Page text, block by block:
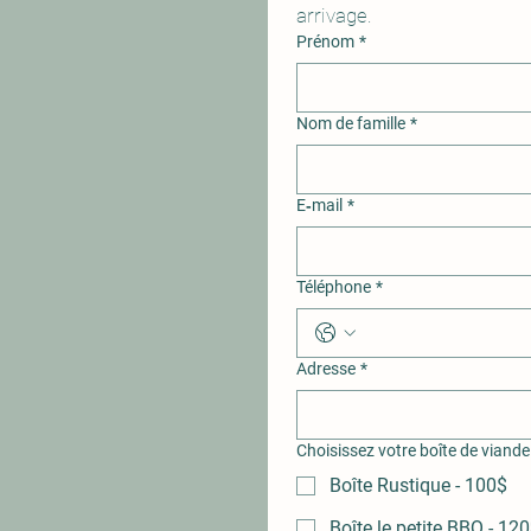
arrivage.
Prénom *
Nom de famille *
E‑mail *
Téléphone *
Adresse *
Choisissez votre boîte de viande
Boîte Rustique - 100$